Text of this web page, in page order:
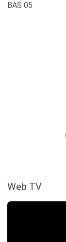
BAS 05
Web TV